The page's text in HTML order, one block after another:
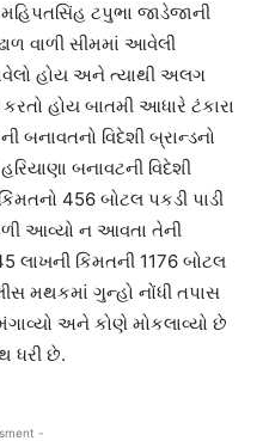
ટપુભા જાડેજાની
વાળી સીમમાં આવેલી
હોય અને ત્યાથી અલગ
હોય બાતમી આધારે ટંકારા
બનાવતનો વિદેશી બ્રાન્ડનો
બનાવટની વિદેશી
456 બોટલ પકડી પાડી
આવ્યો ન આવતા તેની
લાખની કિંમતની 1176 બોટલ
મથકમાં ગુન્હો નોંધી તપાસ
અને કોણે મોકલાવ્યો છે
ધરી છે.
-